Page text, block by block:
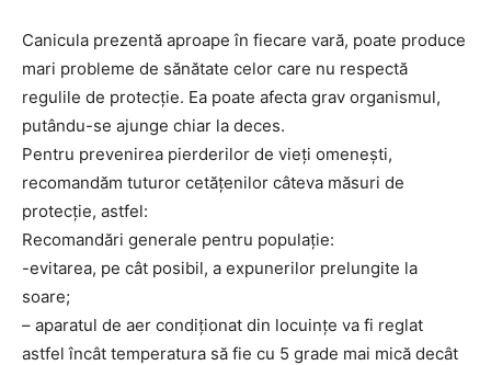
Canicula prezentă aproape în fiecare vară, poate produce
mari probleme de sănătate celor care nu respectă
regulile de protecţie. Ea poate afecta grav organismul,
putându-se ajunge chiar la deces.
Pentru prevenirea pierderilor de vieţi omeneşti,
recomandăm tuturor cetăţenilor câteva măsuri de
protecţie, astfel:
Recomandări generale pentru populaţie:
-evitarea, pe cât posibil, a expunerilor prelungite la
soare;
– aparatul de aer condiţionat din locuinţe va fi reglat
astfel încât temperatura să fie cu 5 grade mai mică decât